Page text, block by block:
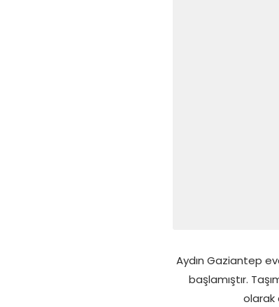
Aydın Gaziantep
başlamıştır.
olarak